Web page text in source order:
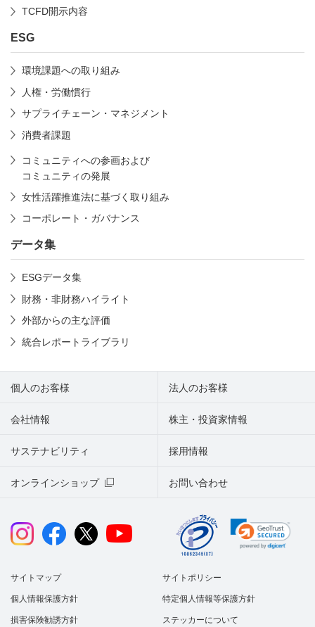
TCFD開示内容
ESG
環境課題への取り組み
人権・労働慣行
サプライチェーン・マネジメント
消費者課題
コミュニティへの参画および
コミュニティの発展
女性活躍推進法に基づく取り組み
コーポレート・ガバナンス
データ集
ESGデータ集
財務・非財務ハイライト
外部からの主な評価
統合レポートライブラリ
個人のお客様 法人のお客様
会社情報 株主・投資家情報
サステナビリティ
オンラインショップ お問い合わせ
採用情報
サイトマップ サイトポリシー
個人情報保護方針 特定個人情報等保護方針
損害保険勧誘方針 ステッカーについて